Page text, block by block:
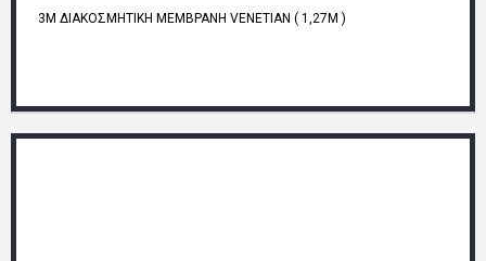
3M ΔΙΑΚΟΣΜΗΤΙΚΗ ΜΕΜΒΡΑΝΗ VENETIAN ( 1,27M )